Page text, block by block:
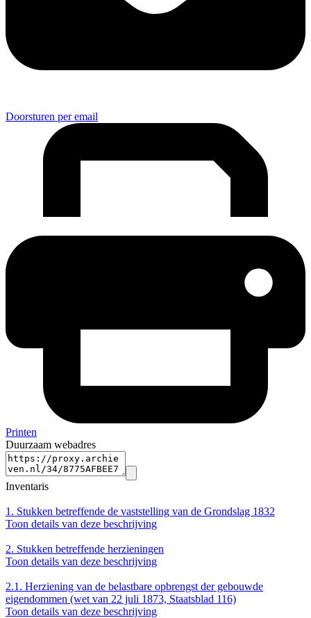
Doorsturen per email
Printen
Duurzaam webadres
Inventaris
1. Stukken betreffende de vaststelling van de Grondslag 1832
Toon details van deze beschrijving
2. Stukken betreffende herzieningen
Toon details van deze beschrijving
2.1. Herziening van de belastbare opbrengst der gebouwde
eigendommen (wet van 22 juli 1873, Staatsblad 116)
Toon details van deze beschrijving